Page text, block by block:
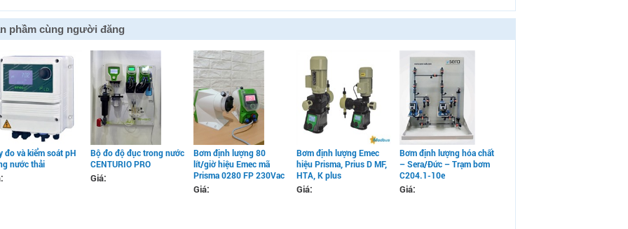
phầm cùng người đăng
đo và kiểm soát pH
nước thải
Bộ đo độ đục trong nước
CENTURIO PRO
Giá:
Bơm định lượng 80
lít/giờ hiệu Emec mã
Prisma 0280 FP 230Vac
Giá:
Bơm định lượng Emec
hiệu Prisma, Prius D MF,
HTA, K plus
Giá:
Bơm định lượng hóa chất
– Sera/Đức – Trạm bơm
C204.1-10e
Giá: